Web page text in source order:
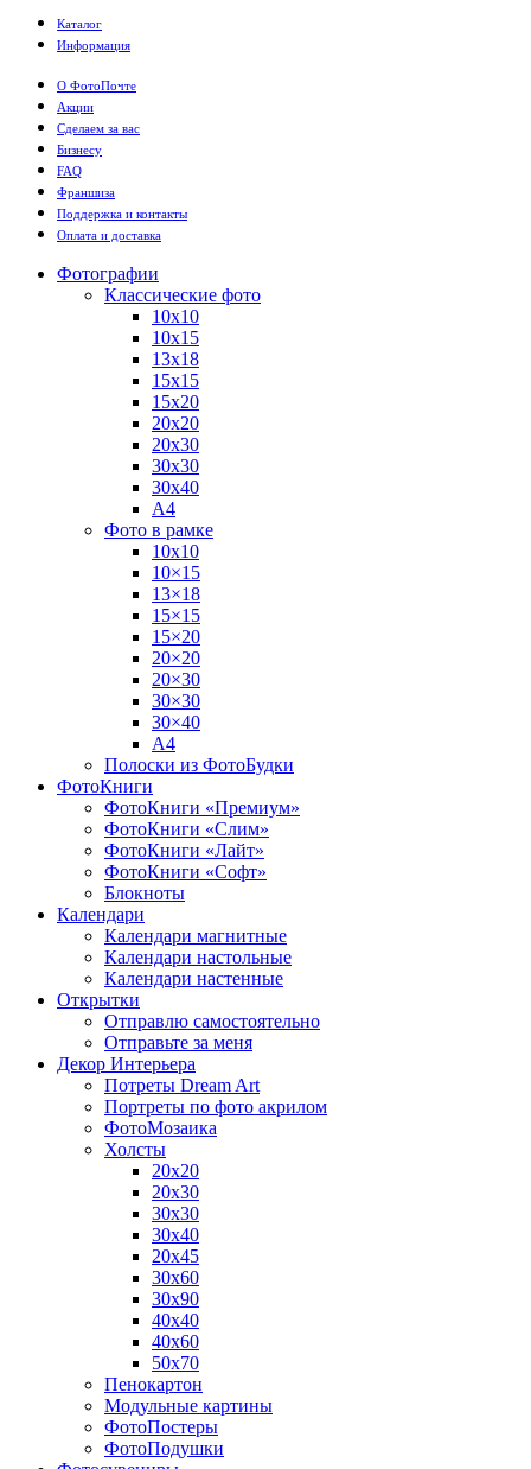
Каталог
Информация
О ФотоПочте
Акции
Сделаем за вас
Бизнесу
FAQ
Франшиза
Поддержка и контакты
Оплата и доставка
Фотографии
Классические фото
10х10
10х15
13х18
15х15
15х20
20х20
20х30
30х30
30х40
А4
Фото в рамке
10х10
10×15
13×18
15×15
15×20
20×20
20×30
30×30
30×40
A4
Полоски из ФотоБудки
ФотоКниги
ФотоКниги «Премиум»
ФотоКниги «Слим»
ФотоКниги «Лайт»
ФотоКниги «Софт»
Блокноты
Календари
Календари магнитные
Календари настольные
Календари настенные
Открытки
Отправлю самостоятельно
Отправьте за меня
Декор Интерьера
Потреты Dream Art
Портреты по фото акрилом
ФотоМозаика
Холсты
20х20
20х30
30х30
30х40
20х45
30х60
30х90
40х40
40х60
50х70
Пенокартон
Модульные картины
ФотоПостеры
ФотоПодушки